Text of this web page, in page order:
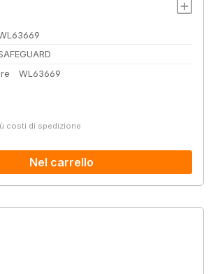
WL63669
costi di spedizione
Nel carrello